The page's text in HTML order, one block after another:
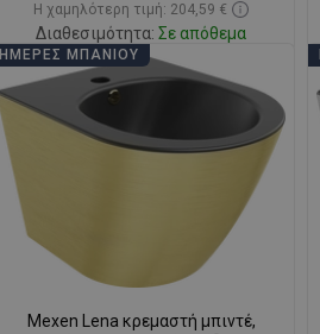
Η χαμηλότερη τιμή: 204,59 €
Διαθεσιμότητα: Σε απόθεμα
Στο καλάθι
Σύγκριση
ΗΜΈΡΕΣ ΜΠΆΝΙΟΥ
Mexen Lena κρεμαστή μπιντέ,